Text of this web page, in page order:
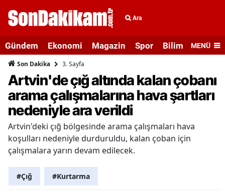
Ara
Gündem Ekonomi Magazin Spor Bilim veMENÜ
Son Dakika 3. Sayfa
Artvin'de çığ altında kalan çobanı
arama çalışmalarına hava şartları
nedeniyle ara verildi
Artvin'deki çığ bölgesinde arama çalışmaları hava
koşulları nedeniyle durduruldu, kalan çoban için
çalışmalara yarın devam edilecek.
#Çığ #Kurtarma